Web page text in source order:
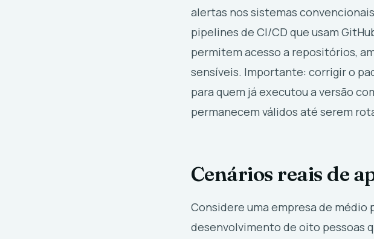
alertas nos sistemas
pipelines de CI/CD que usam
permitem acesso a repositórios,
sensíveis. Importante: corrigir o
para quem já executou a versão
permanecem válidos até serem
Cenários reais de
Considere uma empresa de médio
desenvolvimento de oito pessoas